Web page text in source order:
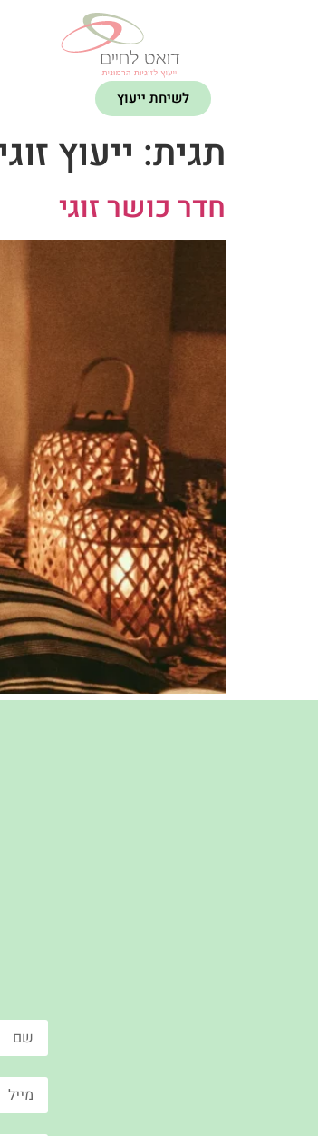
לשיחת ייעוץ
תגית: ייעוץ
חדר כושר זוגי